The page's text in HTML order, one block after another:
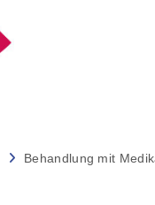
Behandlung mit